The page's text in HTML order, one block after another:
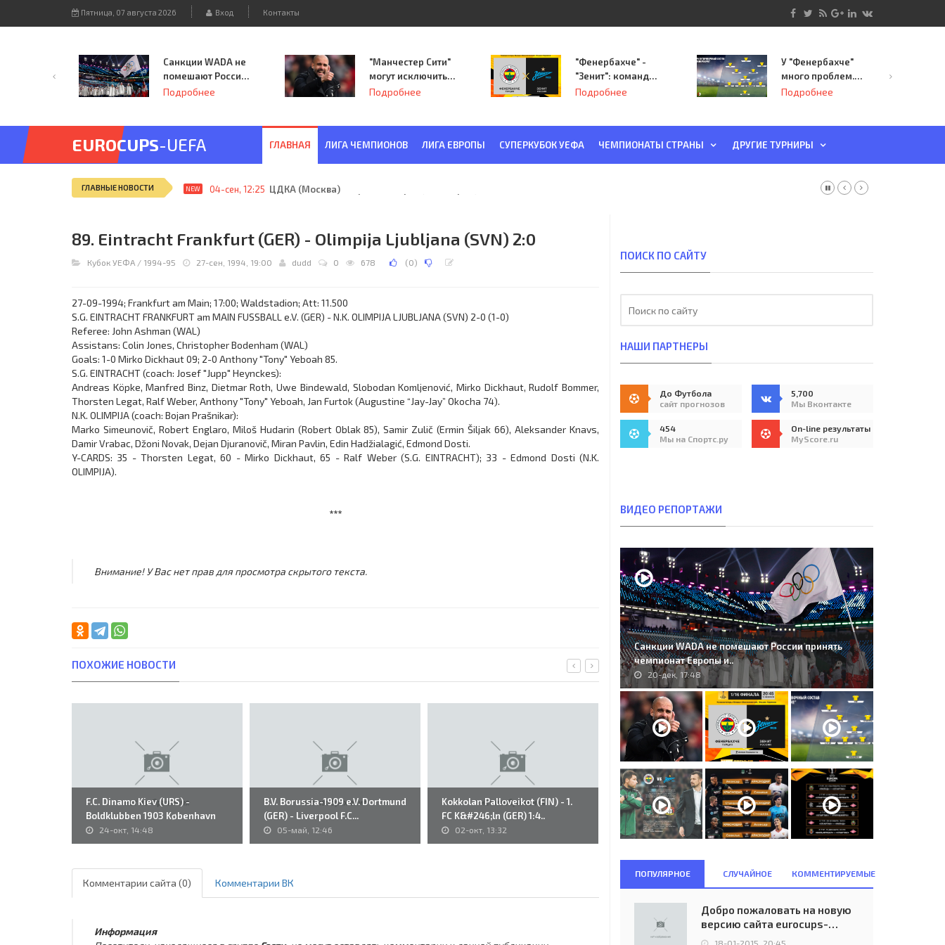
Пятница, 07 августа 2026 Вход Контакты
Санкции WADA не
помешают России
принять
Подробнее
"Манчестер Сити"
могут исключить
из Лиги
Подробнее
"Фенербахче" -
"Зенит": команда
Семака начинает
Подробнее
У "Фенербахче"
много проблем.
Но он опасен для
Подробнее
EUROCUPS-UEFA ГЛАВНАЯ ЛИГА ЧЕМПИОНОВ ЛИГА ЕВРОПЫ СУПЕРКУБОК УЕФА ЧЕМПИОНАТЫ СТРАНЫ ДРУГИЕ ТУРНИРЫ
ГЛАВНЫЕ НОВОСТИ NEW 04-сен, 12:25 ЦДКА (Москва) - "Красная Заря" (Ленинград) 6:2
89. Eintracht Frankfurt (GER) - Olimpija Ljubljana (SVN) 2:0
Кубок УЕФА / 1994-95 27-сен, 1994, 19:00 dudd 0 678 (0)
27-09-1994; Frankfurt am Main; 17:00; Waldstadion; Att: 11.500
S.G. EINTRACHT FRANKFURT am MAIN FUSSBALL e.V. (GER) - N.K. OLIMPIJA LJUBLJANA (SVN) 2-0 (1-0)
Referee: John Ashman (WAL)
Assistans: Colin Jones, Christopher Bodenham (WAL)
Goals: 1-0 Mirko Dickhaut 09; 2-0 Anthony "Tony" Yeboah 85.
S.G. EINTRACHT (coach: Josef "Jupp" Heynckes):
Andreas Köpke, Manfred Binz, Dietmar Roth, Uwe Bindewald, Slobodan Komljenović, Mirko Dickhaut, Rudolf Bommer,
Thorsten Legat, Ralf Weber, Anthony "Tony" Yeboah, Jan Furtok (Augustine “Jay-Jay” Okocha 74).
N.K. OLIMPIJA (coach: Bojan Prašnikar):
Marko Simeunovič, Robert Englaro, Miloš Hudarin (Robert Oblak 85), Samir Zulič (Ermin Šiljak 66), Aleksander Knavs,
Damir Vrabac, Džoni Novak, Dejan Djuranovič, Miran Pavlin, Edin Hadžialagić, Edmond Dosti.
Y-CARDS: 35 - Thorsten Legat, 60 - Mirko Dickhaut, 65 - Ralf Weber (S.G. EINTRACHT); 33 - Edmond Dosti (N.K.
OLIMPIJA).
***
Внимание! У Вас нет прав для просмотра скрытого текста.
ПОХОЖИЕ НОВОСТИ
F.C. Dinamo Kiev (URS) -
Boldklubben 1903 København
(DEN)..24-окт, 14:48
B.V. Borussia-1909 e.V. Dortmund
(GER) - Liverpool F.C...
05-май, 12:46
Kokkolan Palloveikot (FIN) - 1.
FC K&#246;ln (GER) 1:4..
02-окт, 13:32
F.C. Twente’65 Enschede (NED) -
V.T.J. Dukla Praha (TCH) 5:0..
11-дек, 14:31
169. FC Porto (POR) - Maccabi
Tel Aviv (ISR) 2:0..
20-окт, 21:45
Комментарии сайта (0) Комментарии ВК
Информация
ПОИСК ПО САЙТУ
НАШИ ПАРТНЕРЫ
До Футбола
сайт прогнозов
5,700
Мы Вконтакте
454
Мы на Спортс.ру
On-line результаты
MyScore.ru
ВИДЕО РЕПОРТАЖИ
Санкции WADA не помешают России принять
чемпионат Европы и..
20-дек, 17:48
ПОПУЛЯРНОЕ СЛУЧАЙНОЕ КОММЕНТИРУЕМЫЕ
Добро пожаловать на новую
версию сайта eurocups-
uefa.ru
18-01-2015, 20:45